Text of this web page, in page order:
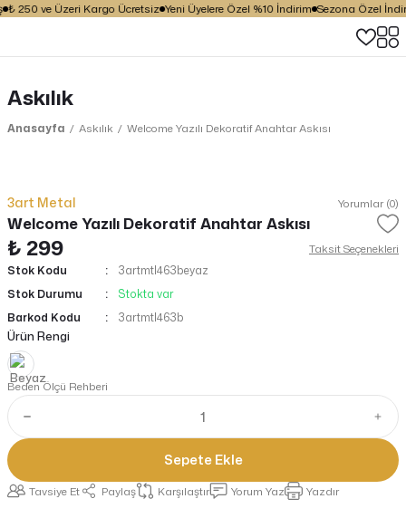
₺ 250 ve Üzeri Kargo Ücretsiz Yeni Üyelere Özel %10 İndirim Sezona Özel
Askılık
Anasayfa Askılık Welcome Yazılı Dekoratif Anahtar Askısı
3art Metal Yorumlar (0)
Welcome Yazılı Dekoratif Anahtar Askısı
₺ 299
Taksit Seçenekleri
Stok Kodu
3artmtl463beyaz
Stok Durumu
Stokta var
Barkod Kodu
3artmtl463b
Ürün Rengi
Beden Ölçü Rehberi
Sepete Ekle
Tavsiye Et Paylaş Karşılaştır Yorum Yaz Yazdır